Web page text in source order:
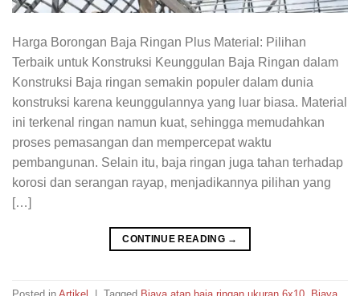
Harga Borongan Baja Ringan Plus Material: Pilihan
Terbaik untuk Konstruksi Keunggulan Baja Ringan dalam
Konstruksi Baja ringan semakin populer dalam dunia
konstruksi karena keunggulannya yang luar biasa. Material
ini terkenal ringan namun kuat, sehingga memudahkan
proses pemasangan dan mempercepat waktu
pembangunan. Selain itu, baja ringan juga tahan terhadap
korosi dan serangan rayap, menjadikannya pilihan yang
[…]
CONTINUE READING →